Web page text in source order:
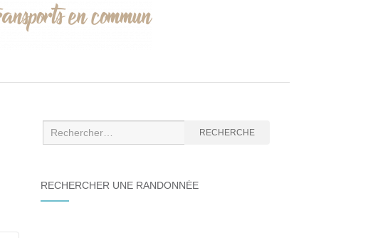
Recherche
:
RECHERCHE
RECHERCHER UNE RANDONNÉE